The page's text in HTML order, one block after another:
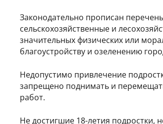
Законодательно прописан
сельскохозяйственные и
значительных физических или
благоустройству и озеленению
Недопустимо привлечение
запрещено поднимать и
работ.
Не достигшие 18-летия подростки,